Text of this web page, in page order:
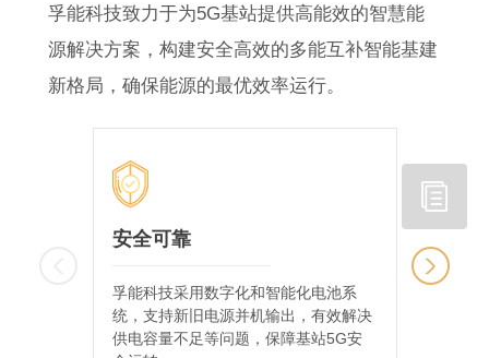
孚能科技致力于为5G基站提供高能效的智慧能
源解决方案，构建安全高效的多能互补智能基建
新格局，确保能源的最优效率运行。
安全可靠
孚能科技采用数字化和智能化电池系
统，支持新旧电源并机输出，有效解决
供电容量不足等问题，保障基站5G安